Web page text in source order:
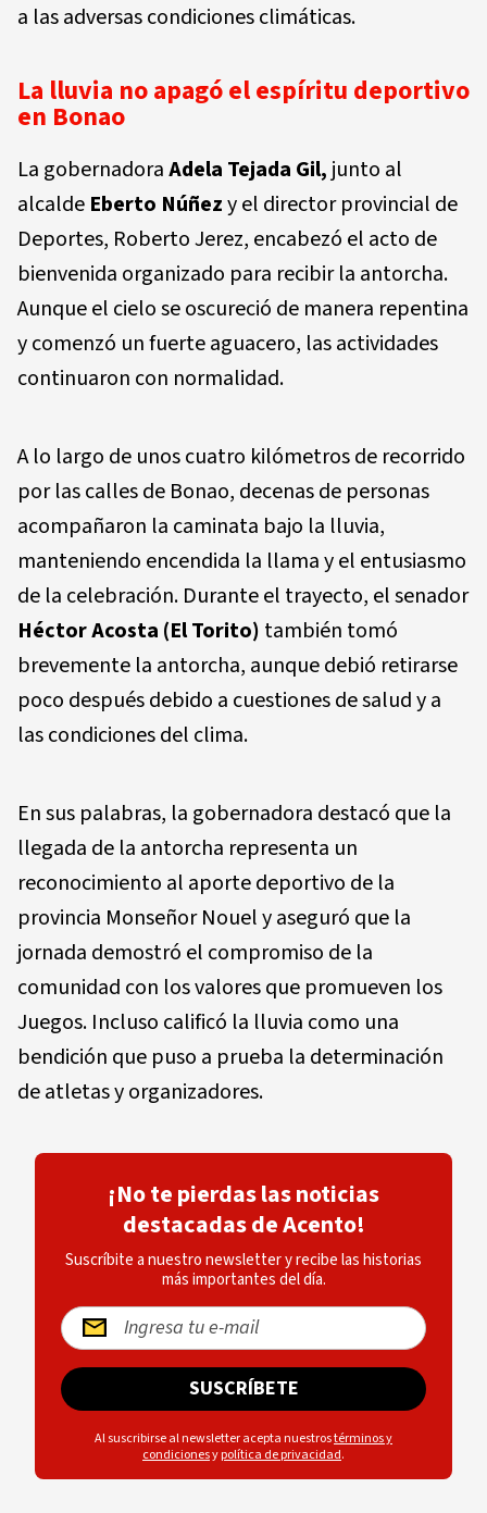
a las adversas condiciones climáticas.
La lluvia no apagó el espíritu deportivo
en Bonao
La gobernadoraAdela Tejada Gil, junto al
alcalde Eberto Núñezy el director provincial de
Deportes, Roberto Jerez, encabezó el acto de
bienvenida organizado para recibir la antorcha.
Aunque el cielo se oscureció de manera repentina
y comenzó un fuerte aguacero, las actividades
continuaron con normalidad.
A lo largo de unos cuatro kilómetros de recorrido
por las calles de Bonao, decenas de personas
acompañaron la caminata bajo la lluvia,
manteniendo encendida la llama y el entusiasmo
de la celebración. Durante el trayecto, el senador
Héctor Acosta (El Torito) también tomó
brevemente la antorcha, aunque debió retirarse
poco después debido a cuestiones de salud y a
las condiciones del clima.
En sus palabras, la gobernadora destacó que la
llegada de la antorcha representa un
reconocimiento al aporte deportivo de la
provincia Monseñor Nouel y aseguró que la
jornada demostró el compromiso de la
comunidad con los valores que promueven los
Juegos. Incluso calificó la lluvia como una
bendición que puso a prueba la determinación
de atletas y organizadores.
¡No te pierdas las noticias
destacadas de Acento!
Suscríbite a nuestro newsletter y recibe las historias
más importantes del día.
SUSCRÍBETE
Al suscribirse al newsletter acepta nuestrostérminos y
condicionesypolítica de privacidad.